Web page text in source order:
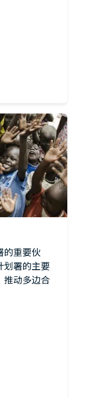
的重要伙
划署的主要
推动多边合